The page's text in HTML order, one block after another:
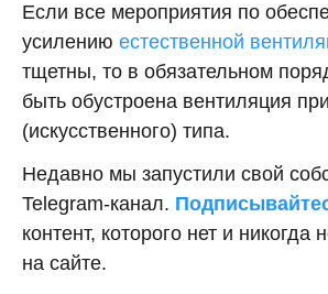
Если все мероприятия по
усилению естественной
тщетны, то в обязательном
быть обустроена вентиляция
(искусственного) типа.
Недавно мы запустили свой
Telegram-канал.
контент, которого нет и никогда
на сайте.